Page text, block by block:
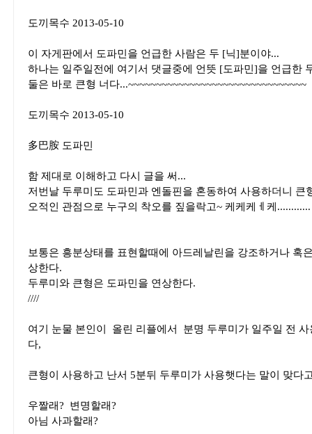
도끼목수 2013-05-10
이 자게판에서 도파민을 언급한 사람은 두 [닉]분이야...
하나는 일주일전에 여기서 댓글중에 언뜻 [도파민]을 언급한
둘은 바로 큰형 너다...~~~~~~~~~~~~~~~~~~~~~~~~~~~~~~~~
도끼목수 2013-05-10
多巴胺 도파민
함 제대로 이해하고 다시 글을 써...
저번날 두루미도 도파민과 엔돌핀을 혼동하여 사용하더니 큰
오적인 관점으로 누구의 착오를 짚을락고~ 케케케ㅔ케
보통은 흥분상태를 표현할때에 아드레날린을 강조하거나 혹
상한다.
두루미와 큰형은 도파민을 연상한다.
////
여기 눈물 본인이 올린 리플에서 분명 두루미가 일주일 전
다,
큰형이 사용하고 난서 5분뒤 두루미가 사용햇다는 말이 맞다
우짤래? 변명할래?
아님 사과할래?